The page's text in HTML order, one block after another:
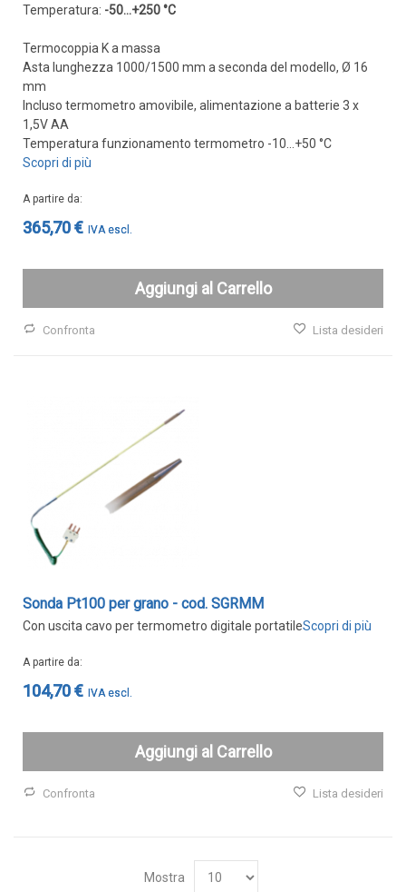
Temperatura: -50...+250 °C
Termocoppia K a massa
Asta lunghezza 1000/1500 mm a seconda del modello, Ø 16
mm
Incluso termometro amovibile, alimentazione a batterie 3 x
1,5V AA
Temperatura funzionamento termometro -10...+50 °C
Scopri di più
A partire da
365,70 €
Aggiungi al Carrello
Lista desideri
Confronta
Sonda Pt100 per grano - cod. SGRMM
Con uscita cavo per termometro digitale portatileScopri di più
A partire da
104,70 €
Aggiungi al Carrello
Lista desideri
Confronta
Mostra